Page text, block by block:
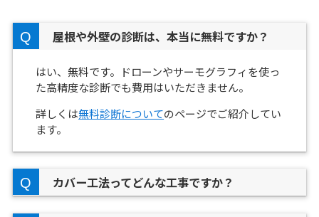
屋根や外壁の診断は、本当に無料ですか？
はい、無料です。ドローンやサーモグラフィを使っ
た高精度な診断でも費用はいただきません。
詳しくは無料診断についてのページでご紹介してい
ます。
カバー工法ってどんな工事ですか？